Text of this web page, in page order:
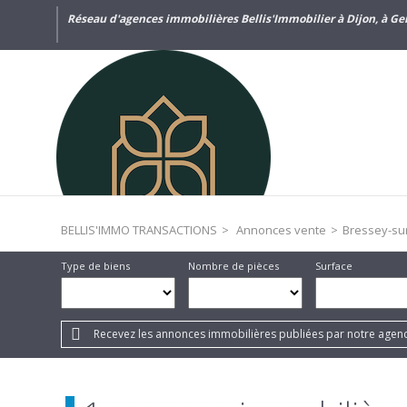
Réseau d'agences immobilières Bellis'Immobilier à Dijon, à
BELLIS'IMMO TRANSACTIONS > Annonces vente > Bressey-
Type de biens Nombre de pièces Surface
Recevez les annonces immobilières publiées par notre